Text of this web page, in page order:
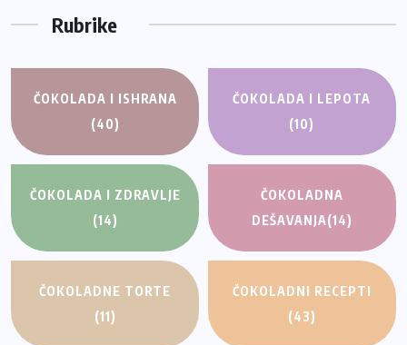
Rubrike
ČOKOLADA I ISHRANA
(40)
ČOKOLADA I LEPOTA
(10)
ČOKOLADA I ZDRAVLJE
(14)
ČOKOLADNA
DEŠAVANJA(14)
ČOKOLADNE TORTE
(11)
ČOKOLADNI RECEPTI
(43)